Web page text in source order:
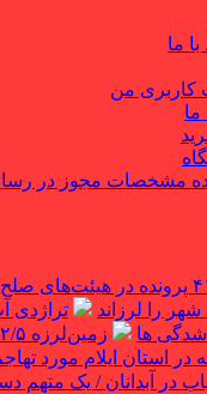
با ما
من
ما
مشخصات مجوز در
تراژدی
ها
در آبدانان / یک متهم